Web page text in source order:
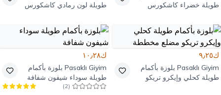
طويلة خضراء كاشكورس
طويلة لون رمادي كاشكورس
ك٩٫٢٥
Pasaklı Giyim بلوزة بأكمام
طويلة كحلي وإيكرو تريكو
ك١٠٫٢٨
Pasaklı Giyim بلوزة بأكمام
طويلة سوداء شيفون شفافة
(
2
)